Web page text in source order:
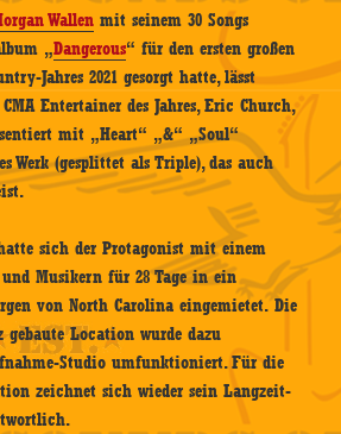
Wallen mit seinem 30 Songs
„Dangerous“ für den ersten großen
Jahres 2021 gesorgt hatte, lässt
Entertainer des Jahres, Eric Church,
mit „Heart“ „&“ „Soul“
Werk (gesplittet als Triple), das auch
sich der Protagonist mit einem
Musikern für 28 Tage in ein
von North Carolina eingemietet. Die
Location wurde dazu
Studio umfunktioniert. Für die
zeichnet sich wieder sein Langzeit-